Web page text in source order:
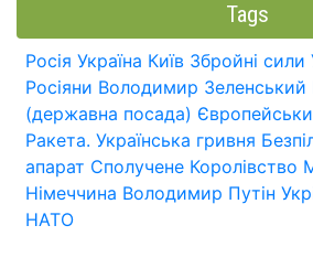
Tags
Росія Україна Київ Збройні сили
Росіяни Володимир Зеленський
(державна посада)
Ракета. Українська гривня
апарат Сполучене Королівство
Німеччина Володимир Путін
НАТО